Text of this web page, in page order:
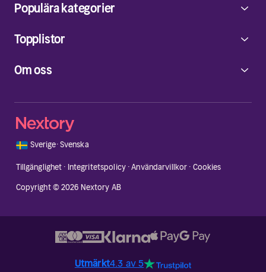
Om oss
Populära kategorier
Topplistor
🇸🇪 Sverige·Svenska
Tillgänglighet · Integritetspolicy·Användarvillkor · Cookies
Copyright © 2026 Nextory AB
Utmärkt4.3 av 5